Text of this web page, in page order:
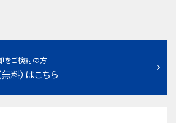
をご検討の方
料）はこちら